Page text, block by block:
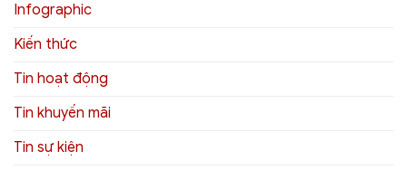
Infographic
Kiến thức
Tin hoạt động
Tin khuyến mãi
Tin sự kiện